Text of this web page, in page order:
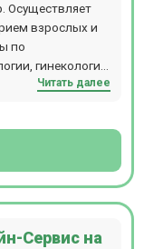
Осуществляет
взрослых и
по
гинекологии,
ПриемЧитать далее
Сервис на